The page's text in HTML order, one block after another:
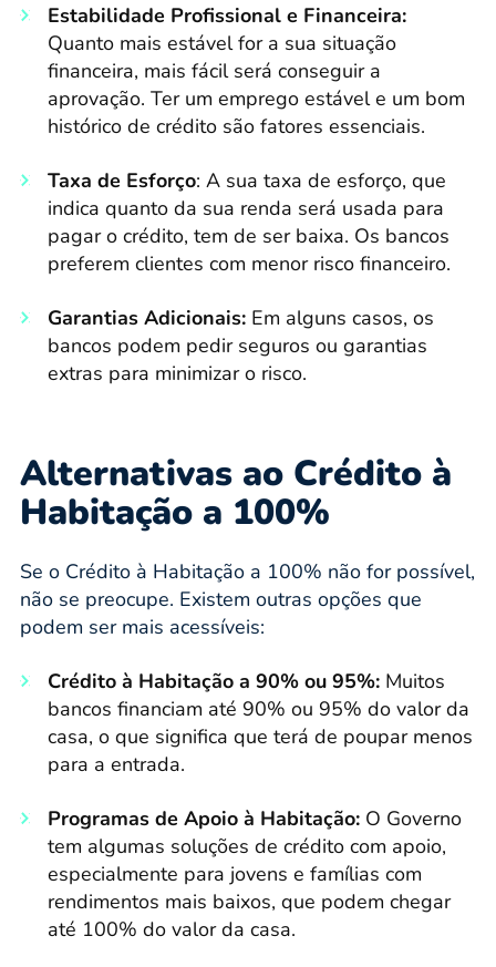
Estabilidade Profissional e Financeira:
Quanto mais estável for a sua situação
financeira, mais fácil será conseguir a
aprovação. Ter um emprego estável e um bom
histórico de crédito são fatores essenciais.
Taxa de Esforço: A sua taxa de esforço, que
indica quanto da sua renda será usada para
pagar o crédito, tem de ser baixa. Os bancos
preferem clientes com menor risco financeiro.
Garantias Adicionais: Em alguns casos, os
bancos podem pedir seguros ou garantias
extras para minimizar o risco.
Alternativas ao Crédito à
Habitação a 100%
Se o Crédito à Habitação a 100% não for possível,
não se preocupe. Existem outras opções que
podem ser mais acessíveis:
Crédito à Habitação a 90% ou 95%: Muitos
bancos financiam até 90% ou 95% do valor da
casa, o que significa que terá de poupar menos
para a entrada.
Programas de Apoio à Habitação: O Governo
tem algumas soluções de crédito com apoio,
especialmente para jovens e famílias com
rendimentos mais baixos, que podem chegar
até 100% do valor da casa.